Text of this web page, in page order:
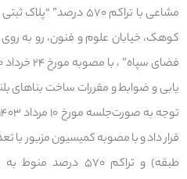
کوهک، خیابان علوم و فنون، رو به
یابی و ضوابط و مقررات ساخت بناهای
طبقه) و تراکم ۵۷۰